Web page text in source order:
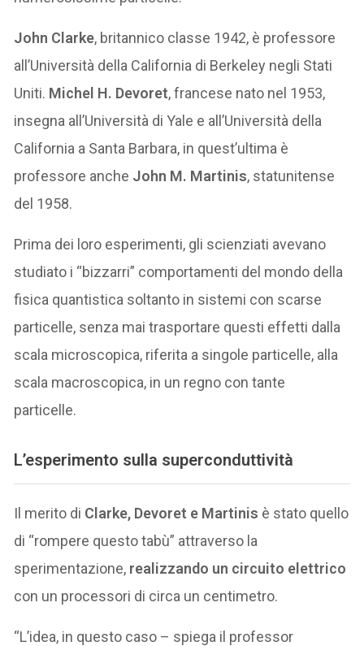
John Clarke, britannico classe 1942, è professore
all’Università della California di Berkeley negli Stati
Uniti. Michel H. Devoret, francese nato nel 1953,
insegna all’Università di Yale e all’Università della
California a Santa Barbara, in quest’ultima è
professore anche John M. Martinis, statunitense
del 1958.
Prima dei loro esperimenti, gli scienziati avevano
studiato i “bizzarri” comportamenti del mondo della
fisica quantistica soltanto in sistemi con scarse
particelle, senza mai trasportare questi effetti dalla
scala microscopica, riferita a singole particelle, alla
scala macroscopica, in un regno con tante
particelle.
L’esperimento sulla superconduttività
Il merito di Clarke, Devoret e Martinis è stato quello
di “rompere questo tabù” attraverso la
sperimentazione, realizzando un circuito elettrico
con un processori di circa un centimetro.
“L’idea, in questo caso – spiega il professor